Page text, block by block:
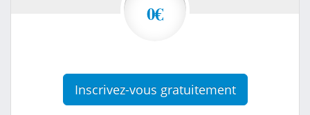
0€
Inscrivez-vous gratuitement